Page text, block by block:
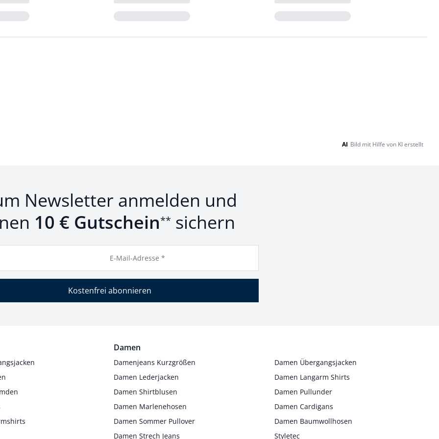
AI Bild mit Hilfe von KI erstellt
Newsletter anmelden und
10 € Gutschein** sichern
E-Mail-Adresse *
Kostenfrei abonnieren
Damen
Damenjeans Kurzgrößen
Damen Übergangsjacken
Damen Lederjacken
Damen Langarm Shirts
Damen Shirtblusen
Damen Pullunder
Damen Marlenehosen
Damen Cardigans
Damen Sommer Pullover
Damen Baumwollhosen
Damen Strech Jeans
Styletec